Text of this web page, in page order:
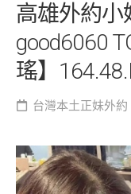
高雄外約小
good6060
瑤】
台灣本土正妹外約